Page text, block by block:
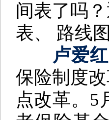
间表了吗
表、 路线
卢爱
保险制度
点改革。5